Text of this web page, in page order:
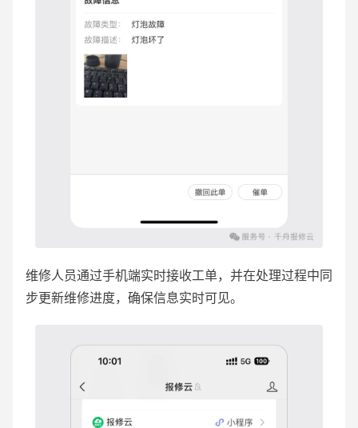
维修人员通过手机端实时接收工单，并在处理过程中同
步更新维修进度，确保信息实时可见。